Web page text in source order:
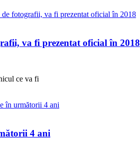
va fi prezentat oficial în 2018
ce va fi
4 ani